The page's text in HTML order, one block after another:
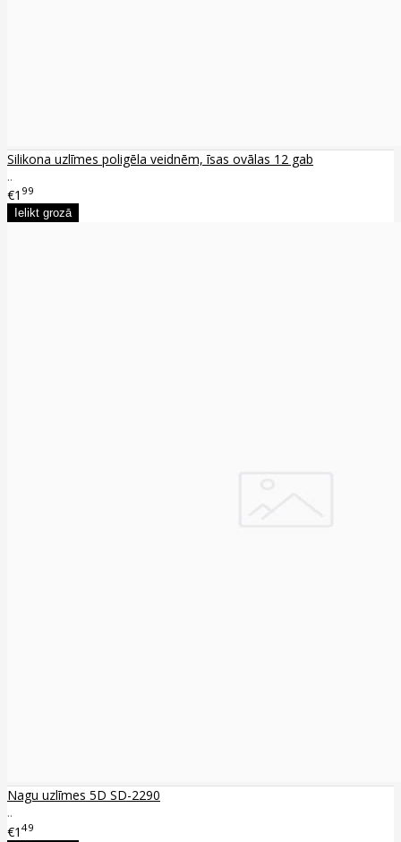
Silikona uzlīmes poligēla veidnēm, īsas ovālas 12 gab
..
€1 99
Nagu uzlīmes 5D SD-2290
..
€1 49